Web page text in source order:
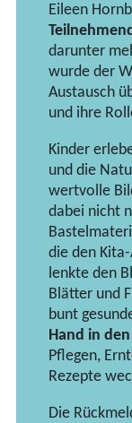
Eileen
darunter
wurde der
Austausch
und ihre
Kinder
und die
wertvolle
dabei nicht
die den
lenkte den
Blätter und
bunt
Hand in
Pflegen,
Rezepte
Die